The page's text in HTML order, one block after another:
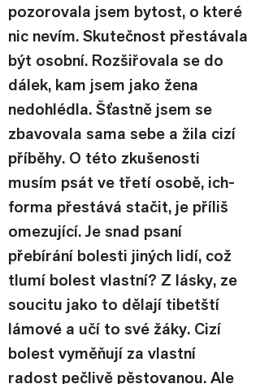
pozorovala jsem bytost, o které
nic nevím. Skutečnost přestávala
být osobní. Rozšiřovala se do
dálek, kam jsem jako žena
nedohlédla. Šťastně jsem se
zbavovala sama sebe a žila cizí
příběhy. O této zkušenosti
musím psát ve třetí osobě, ich-
forma přestává stačit, je příliš
omezující. Je snad psaní
přebírání bolesti jiných lidí, což
tlumí bolest vlastní? Z lásky, ze
soucitu jako to dělají tibetští
lámové a učí to své žáky. Cizí
bolest vyměňují za vlastní
radost pečlivě pěstovanou. Ale